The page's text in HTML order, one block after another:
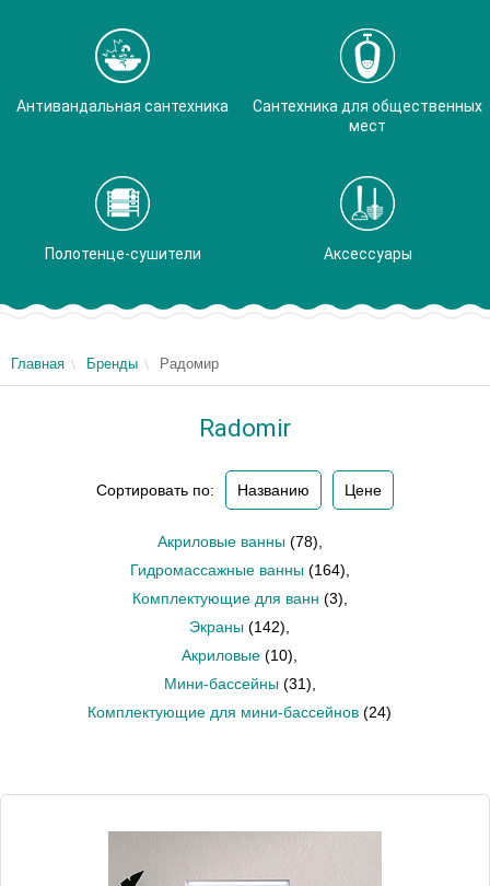
Антивандальная сантехника
Сантехника для общественных
мест
Полотенце-сушители Аксессуары
Главная Бренды Радомир
Radomir
Сортировать по: Названию Цене
Акриловые ванны (78)
Гидромассажные ванны (164)
Комплектующие для ванн (3)
Экраны (142)
Акриловые (10)
Мини-бассейны (31)
Комплектующие для мини-бассейнов (24)